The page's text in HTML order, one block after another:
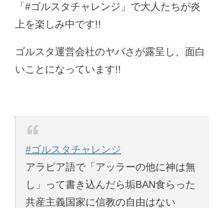
「#ゴルスタチャレンジ」で大人たちが炎
上を楽しみ中です!!
ゴルスタ運営会社のヤバさが露呈し、面白
いことになっています!!
#ゴルスタチャレンジ
アラビア語で「アッラーの他に神は無
し」って書き込んだら垢BAN食らった
共産主義国家に信教の自由はない